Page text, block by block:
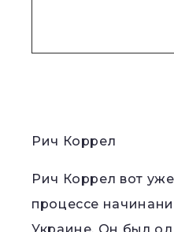
Рич Коррел
Рич Коррел вот уже
процессе